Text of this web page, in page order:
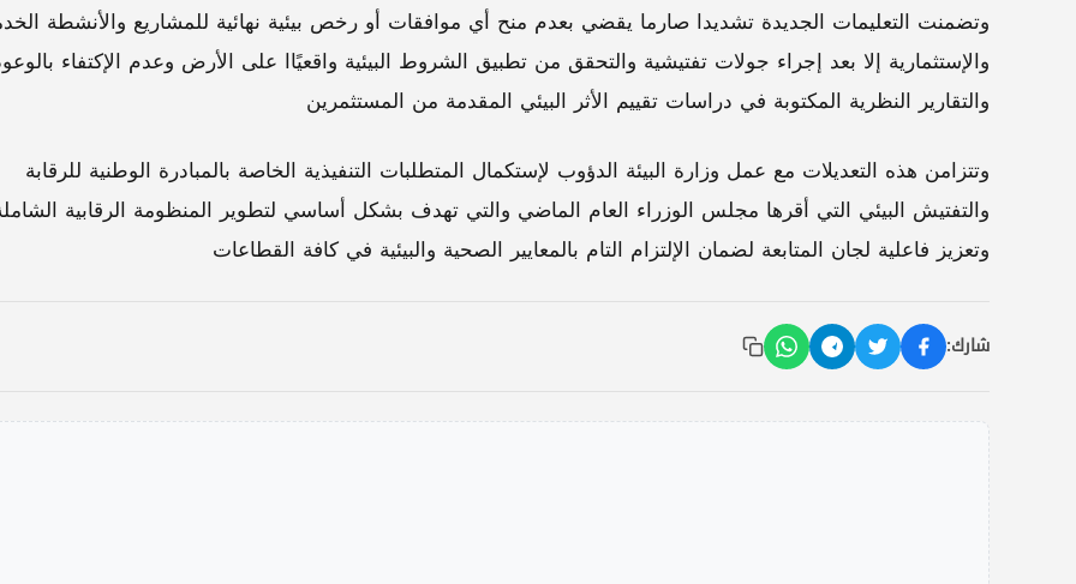
وتضمنت التعليمات الجديدة تشديدا صارما يقضي بعدم منح أي موافقات أو رخص بيئية نهائية للمشاريع والأنشطة
والإستثمارية إلا بعد إجراء جولات تفتيشية والتحقق من تطبيق الشروط البيئية واقعيًاا على الأرض وعدم الإكتفاء
والتقارير النظرية المكتوبة في دراسات تقييم الأثر البيئي المقدمة من المستثمرين
وتتزامن هذه التعديلات مع عمل وزارة البيئة الدؤوب لإستكمال المتطلبات التنفيذية الخاصة بالمبادرة الوطنية للرقابة
والتفتيش البيئي التي أقرها مجلس الوزراء العام الماضي والتي تهدف بشكل أساسي لتطوير المنظومة الرقابية
وتعزيز فاعلية لجان المتابعة لضمان الإلتزام التام بالمعايير الصحية والبيئية في كافة القطاعات
شارك: